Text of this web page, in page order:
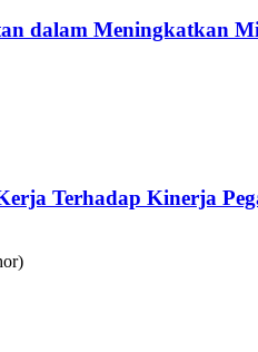
dalam Meningkatkan
Terhadap Kinerja